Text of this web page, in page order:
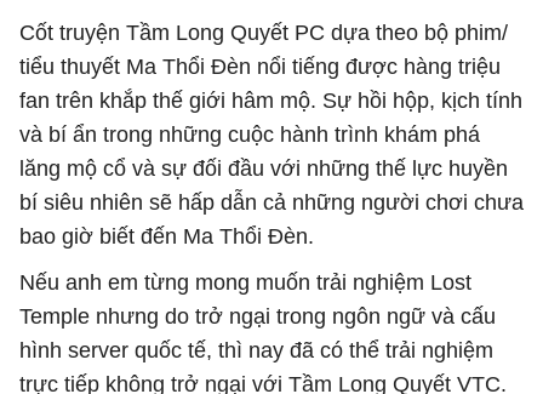
Cốt truyện Tầm Long Quyết PC dựa theo bộ phim/
tiểu thuyết Ma Thổi Đèn nổi tiếng được hàng triệu
fan trên khắp thế giới hâm mộ. Sự hồi hộp, kịch tính
và bí ẩn trong những cuộc hành trình khám phá
lăng mộ cổ và sự đối đầu với những thế lực huyền
bí siêu nhiên sẽ hấp dẫn cả những người chơi chưa
bao giờ biết đến Ma Thổi Đèn.
Nếu anh em từng mong muốn trải nghiệm Lost
Temple nhưng do trở ngại trong ngôn ngữ và cấu
hình server quốc tế, thì nay đã có thể trải nghiệm
trực tiếp không trở ngại với Tầm Long Quyết VTC.